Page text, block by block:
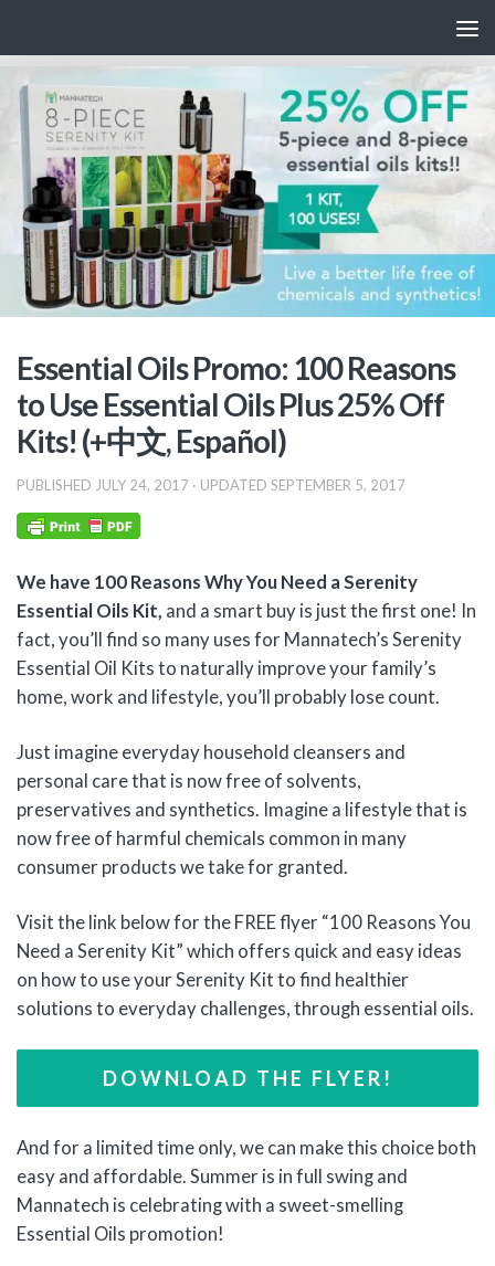
Essential Oils Promo: 100 Reasons
to Use Essential Oils Plus 25% Off
Kits! (+中文, Español)
PUBLISHED JULY 24, 2017 · UPDATED SEPTEMBER 5, 2017
We have 100 Reasons Why You Need a Serenity
Essential Oils Kit, and a smart buy is just the first one! In
fact, you’ll find so many uses for Mannatech’s Serenity
Essential Oil Kits to naturally improve your family’s
home, work and lifestyle, you’ll probably lose count.
Just imagine everyday household cleansers and
personal care that is now free of solvents,
preservatives and synthetics. Imagine a lifestyle that is
now free of harmful chemicals common in many
consumer products we take for granted.
Visit the link below for the FREE flyer “100 Reasons You
Need a Serenity Kit” which offers quick and easy ideas
on how to use your Serenity Kit to find healthier
solutions to everyday challenges, through essential oils.
DOWNLOAD THE FLYER!
And for a limited time only, we can make this choice both
easy and affordable. Summer is in full swing and
Mannatech is celebrating with a sweet-smelling
Essential Oils promotion!